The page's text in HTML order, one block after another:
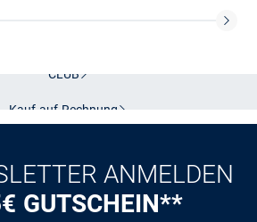
CLUB
Kauf auf Rechnung
ANMELDEN
GUTSCHEIN**